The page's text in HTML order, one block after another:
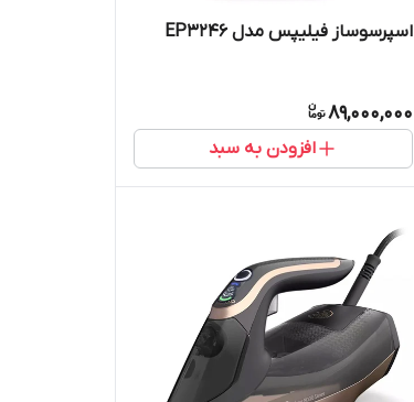
اسپرسوساز فیلیپس مدل EP3246
89,000,000
افزودن به سبد